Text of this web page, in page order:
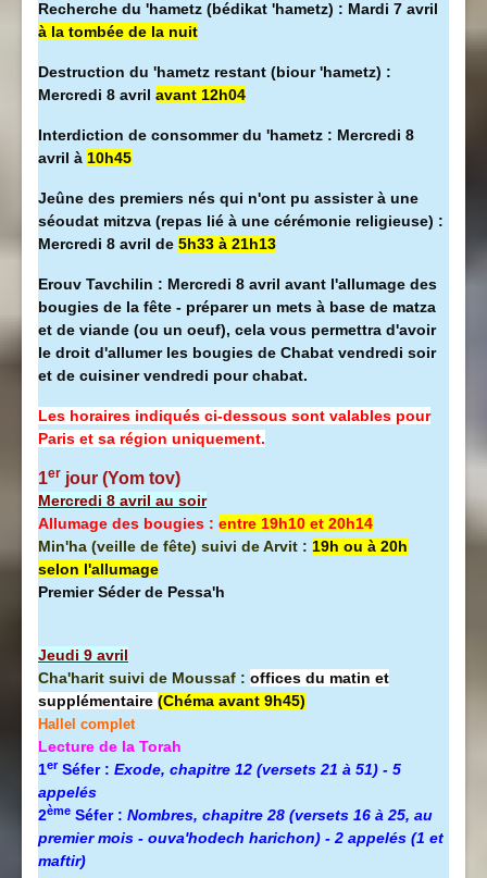
Recherche du 'hametz (bédikat 'hametz) : Mardi 7 avril
à la tombée de la nuit
Destruction du 'hametz restant (biour 'hametz) :
Mercredi 8 avril avant 12h04
Interdiction de consommer du 'hametz : Mercredi 8
avril à 10h45
Jeûne des premiers nés qui n'ont pu assister à une
séoudat mitzva (repas lié à une cérémonie religieuse) :
Mercredi 8 avril de 5h33 à 21h13
Erouv Tavchilin : Mercredi 8 avril avant l'allumage des
bougies de la fête - préparer un mets à base de matza
et de viande (ou un oeuf), cela vous permettra d'avoir
le droit d'allumer les bougies de Chabat vendredi soir
et de cuisiner vendredi pour chabat.
Les horaires indiqués ci-dessous sont valables pour
Paris et sa région uniquement.
1er jour (Yom tov)
Mercredi 8 avril au soir
Allumage des bougies : entre 19h10 et 20h14
Min'ha (veille de fête) suivi de Arvit : 19h ou à 20h
selon l'allumage
Premier Séder de Pessa'h
Jeudi 9 avril
Cha'harit suivi de Moussaf : offices du matin et
supplémentaire (Chéma avant 9h45)
Hallel complet
Lecture de la Torah
1erSéfer : Exode, chapitre 12 (versets 21 à 51) - 5
appelés
2ème Séfer : Nombres, chapitre 28 (versets 16 à 25, au
premier mois - ouva'hodech harichon) - 2 appelés (1 et
maftir)